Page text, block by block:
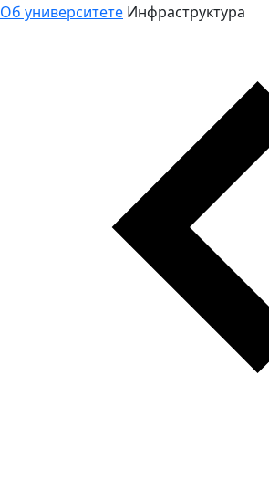
Об университете Инфраструктура